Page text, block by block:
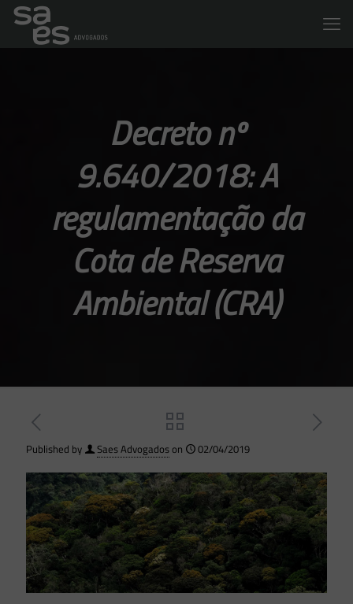
Decreto nº
9.640/2018: A
regulamentação da
Cota de Reserva
Ambiental (CRA)
Published by Saes Advogadoson 02/04/2019